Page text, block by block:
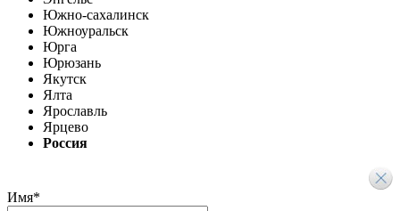
Южно-сахалинск
Южноуральск
Юрга
Юрюзань
Якутск
Ялта
Ярославль
Ярцево
Россия
Имя*